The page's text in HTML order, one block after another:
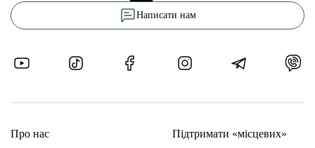
Написати нам
Про нас Підтримати «місцевих»